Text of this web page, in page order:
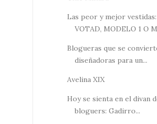
Las peor y mejor vestidas:
VOTAD, MODELO 1 O
Blogueras que se
diseñadoras para un...
Avelina XIX
Hoy se sienta en el divan
bloguers: Gadirro...